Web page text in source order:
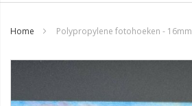
Home Polypropylene fotohoeken - 16mm